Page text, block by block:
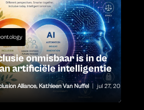
onmisbaar is in de
artificiële intelligentie
Alliance, Kathleen Van Nuffel jul 27, 2026